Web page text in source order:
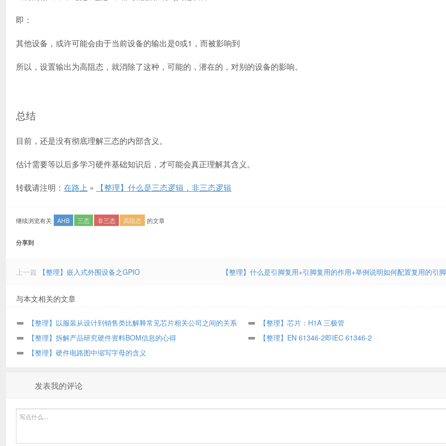
即：
其他设备，或许可能会由于当前设备的输出是0或1，而被影响到
所以，设置输出为高阻态，就消除了这种，可能的，潜在的，对别的设备的影响。
总结
目前，还是没有彻底理解三态的内部含义。
估计需要等以后多学习硬件基础知识后，才可能会真正理解其含义。
转载请注明： 在路上 » 【整理】什么是三态逻辑，非三态逻辑
继续浏览有关 AHB 三态 非三态 高阻态 的文章
分享到
上一篇 【整理】嵌入式外围设备之GPIO 【整理】什么是引脚复用+引脚复用的作用+举例说明如何配置复用的引脚
与本文相关的文章
【整理】以服装从设计到销售类比解释常见芯片相关公司之间的关系
【整理】芯片：H1A 三极管
【整理】拆解产品研究硬件资料BOM信息的心得
【整理】EN 61346-2即IEC 61346-2
【整理】硬件电路图中缩写字母的含义
发表我的评论